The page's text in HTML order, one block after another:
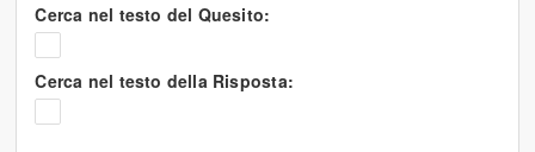
Cerca nel testo del Quesito:
Cerca nel testo della Risposta: